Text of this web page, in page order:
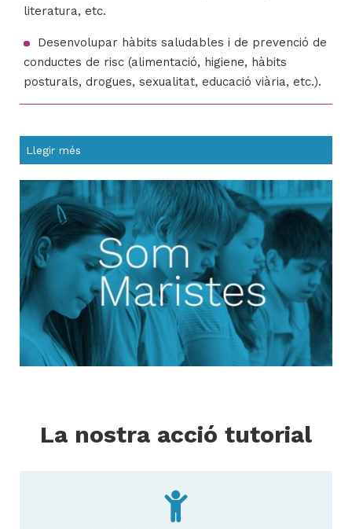
literatura, etc.
Desenvolupar hàbits saludables i de prevenció de
conductes de risc (alimentació, higiene, hàbits
posturals, drogues, sexualitat, educació viària, etc.).
Llegir més
La nostra acció tutorial